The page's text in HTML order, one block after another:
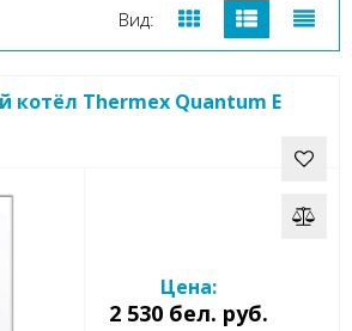
Вид:
котёл Thermex Quantum E
Цена:
2 530 бел. руб.